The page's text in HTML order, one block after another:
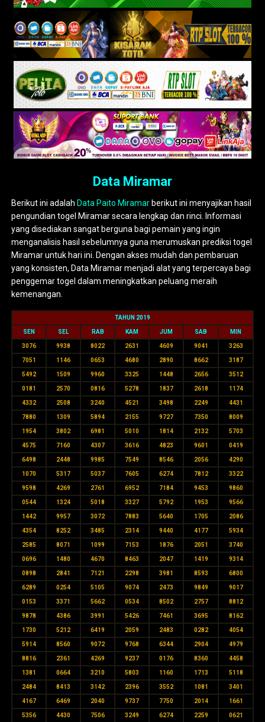
Data Miramar
Berikut ini adalah Data Paito Miramar berikut ini menyajikan hasil
pengundian togel Miramar secara lengkap dan rinci. Informasi
yang disediakan sangat berguna bagi pemain yang ingin
menganalisis hasil sebelumnya guna merumuskan prediksi togel
Miramar untuk hari ini. Dengan akses mudah dan pembaruan
yang konsisten, Data Miramar menjadi alat yang terpercaya bagi
penggemar togel dalam meningkatkan peluang meraih
kemenangan.
TAHUN 2019
SEN SEL RAB KAM JUM SAB MIN
3076 9938 8022 2631 4609 9041 3263
7051 1146 0653 4680 2890 8662 3187
5492 1509 9960 3325 1448 2656 3512
0181 2570 0816 5278 1837 2618 1174
4332 2508 3240 4521 3498 2249 4431
7880 1309 5894 2155 9727 7350 8009
1954 3802 6981 5010 1814 2132 5703
4575 7160 4307 3616 4823 9601 0419
6498 2448 9985 7549 8546 2056 4290
1070 5317 5037 7605 6274 7812 3322
9598 4269 2761 6952 7184 9453 9860
0544 1324 5018 3327 5792 1953 9566
1442 9957 3072 7883 5640 1705 2086
4354 8252 3485 2314 9440 4177 5934
2585 8071 1099 7153 1876 2051 3740
0696 1480 4670 8463 2047 1419 9314
0898 2841 7121 2298 3981 8593 6800
6289 0254 5105 9074 2473 9849 9017
0153 3371 5662 0534 8502 2757 8812
9878 4386 3991 5426 7461 3695 8162
1730 5212 6419 2059 2483 0282 4054
5914 8560 9072 9768 6344 2904 4979
8816 2361 4269 9237 0176 8360 4458
1381 0664 3210 5803 1160 1713 5118
2484 8413 3142 2396 3552 1081 3401
4167 6469 2040 9737 7750 2014 1661
5356 4430 7506 3249 6274 2259 0621